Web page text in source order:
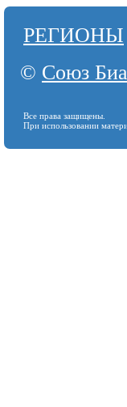
РЕГИОНЫ
© Союз
Все права защищены.
При использовании